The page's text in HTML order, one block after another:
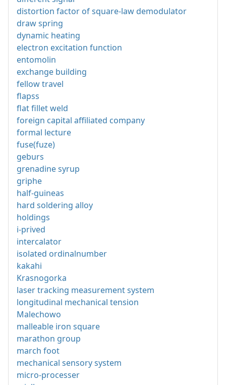
distortion factor of square-law demodulator
draw spring
dynamic heating
electron excitation function
entomolin
exchange building
fellow travel
flapss
flat fillet weld
foreign capital affiliated company
formal lecture
fuse(fuze)
geburs
grenadine syrup
griphe
half-guineas
hard soldering alloy
holdings
i-prived
intercalator
isolated ordinalnumber
kakahi
Krasnogorka
laser tracking measurement system
longitudinal mechanical tension
Malechowo
malleable iron square
marathon group
march foot
mechanical sensory system
micro-processer